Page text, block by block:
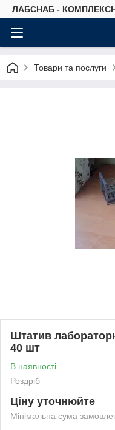
ЛАБСНАБ -
Товари та послуги
Штатив
40 шт
В наявності
Роздріб
Ціну уточнюйте
Мінімальна сума